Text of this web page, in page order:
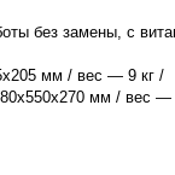
без замены, с
мм / вес — 9 кг /
мм / вес —